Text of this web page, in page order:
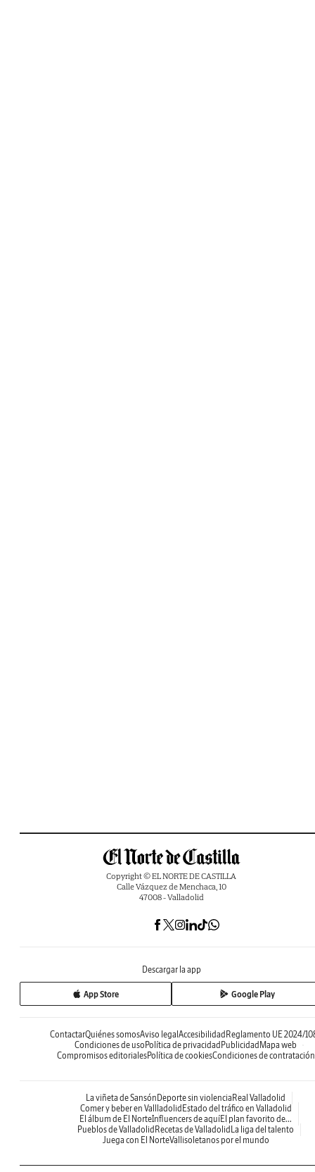
Copyright © EL NORTE DE CASTILLA
Calle Vázquez de Menchaca, 10
47008 - Valladolid
Descargar la app
App Store Google Play
ContactarQuiénes somosAviso legal Accesibilidad Reglamento UE 2024/
Condiciones de uso Política de privacidad Publicidad Mapa web
Compromisos editorialesPolítica de cookiesCondiciones de contratación
La viñeta de Sansón Deporte sin violencia Real Valladolid
Comer y beber en Vallladolid Estado del tráfico en Valladolid
El álbum de El NorteInfluencers de aquíEl plan favorito de...
Pueblos de Valladolid Recetas de Valladolid La liga del talento
Juega con El NorteVallisoletanos por el mundo